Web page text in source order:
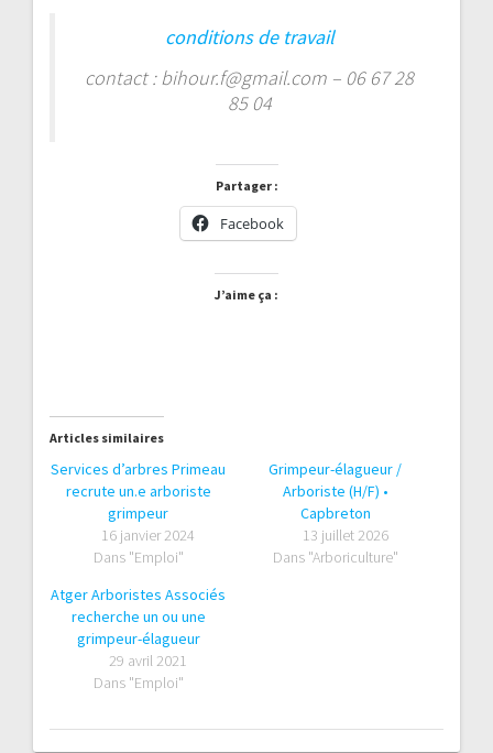
conditions de travail
contact : bihour.f@gmail.com – 06 67 28
85 04
Partager :
Facebook
J’aime ça :
Articles similaires
Services d’arbres Primeau
recrute un.e arboriste
grimpeur
16 janvier 2024
Dans "Emploi"
Grimpeur-élagueur /
Arboriste (H/F) •
Capbreton
13 juillet 2026
Dans "Arboriculture"
Atger Arboristes Associés
recherche un ou une
grimpeur-élagueur
29 avril 2021
Dans "Emploi"